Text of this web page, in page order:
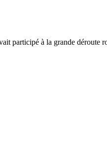
participé à la grande déroute